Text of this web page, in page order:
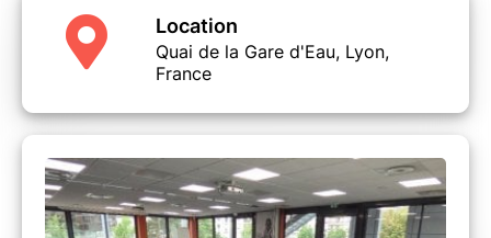
Les mesures spéciales COVID : Port du
masque obligatoire / mise à disposition de gel
hydroalcoolique.
Location
Quai de la Gare d'Eau, Lyon,
France